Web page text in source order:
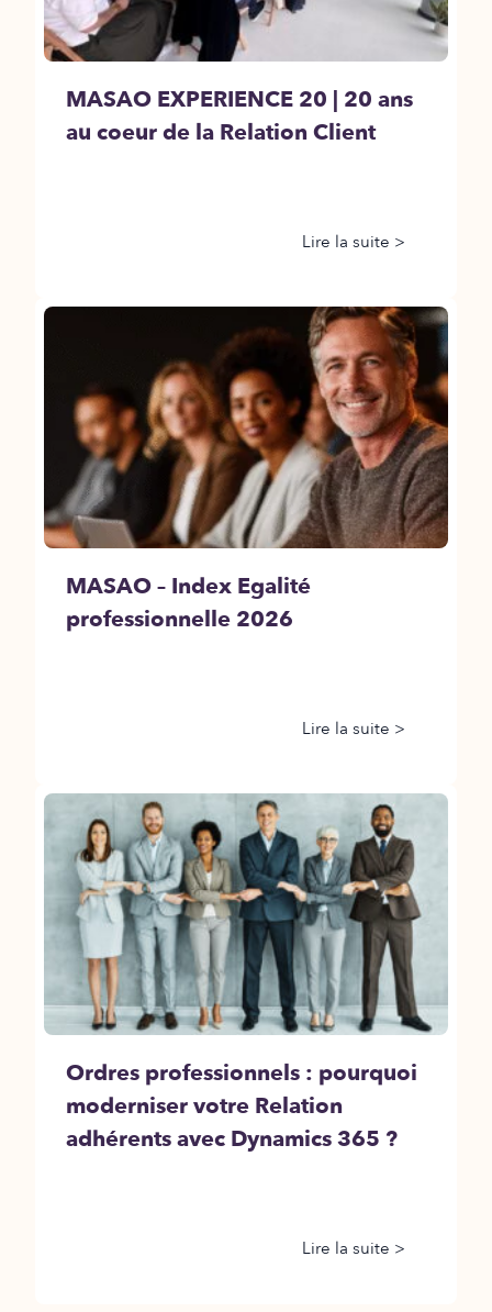
MASAO EXPERIENCE 20 | 20 ans
au coeur de la Relation Client
Lire la suite >
MASAO – Index Egalité
professionnelle 2026
Lire la suite >
Ordres professionnels : pourquoi
moderniser votre Relation
adhérents avec Dynamics 365 ?
Lire la suite >